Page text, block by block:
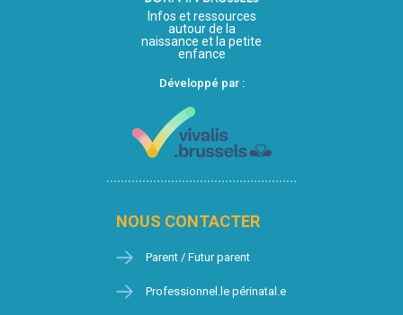
Infos et ressources
autour de la
naissance et la petite
enfance
Développé par :
NOUS CONTACTER
Parent / Futur parent
Professionnel.le périnatal.e